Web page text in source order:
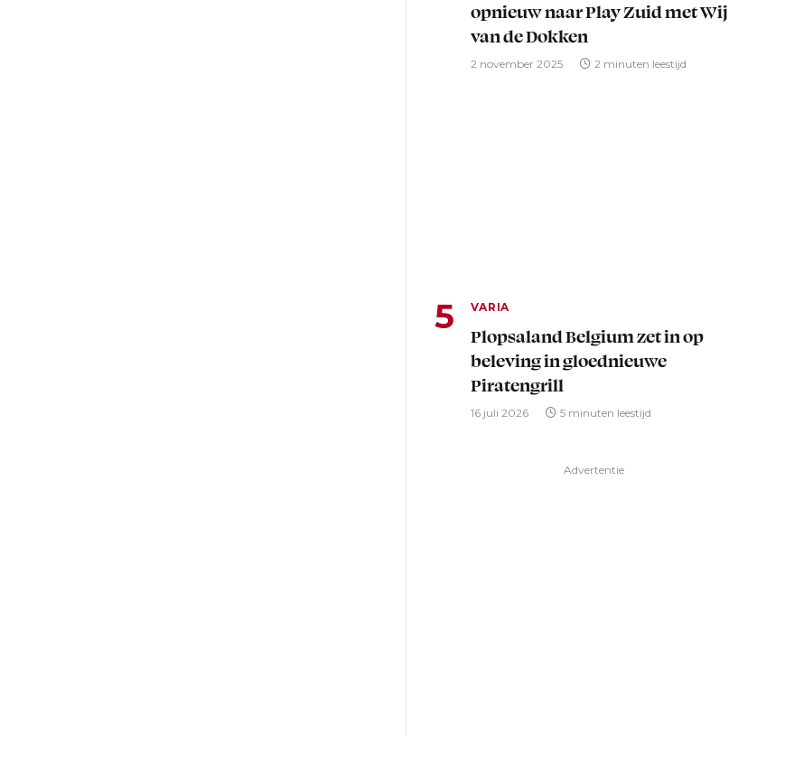
opnieuw naar Play Zuid met Wij
van de Dokken
2 november 2025 2 minuten leestijd
VARIA
Plopsaland Belgium zet in op
beleving in gloednieuwe
Piratengrill
16 juli 2026 5 minuten leestijd
Advertentie